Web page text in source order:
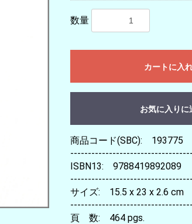
数量
カートに入
お気に入りに
商品コード(SBC): 193775
-----------------------------------
ISBN13: 9788419892089
-----------------------------------
サイズ: 15.5 x 23 x 2.6 cm
-----------------------------------
頁 数: 464 pgs.